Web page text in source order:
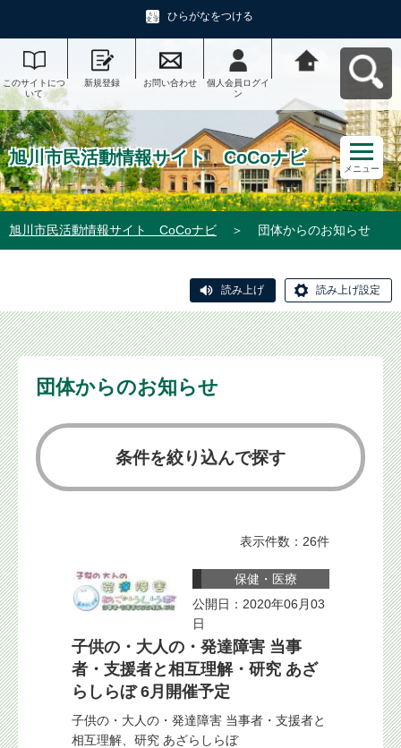
ひらがなをつける
このサイトにつ
いて
新規登録 お問い合わせ
個人会員ログイ
ン
ナビへ戻る
旭川市民活動情報サイト CoCoナビ
メニュー
旭川市民活動情報サイト CoCoナビ ＞ 団体からのお知らせ
読み上げ 読み上げ設定
団体からのお知らせ
条件を絞り込んで探す
表示件数：26件
保健・医療
公開日：2020年06月03
日
子供の・大人の・発達障害 当事
者・支援者と相互理解・研究 あざ
らしらぼ 6月開催予定
子供の・大人の・発達障害 当事者・支援者と
相互理解、研究 あざらしらぼ